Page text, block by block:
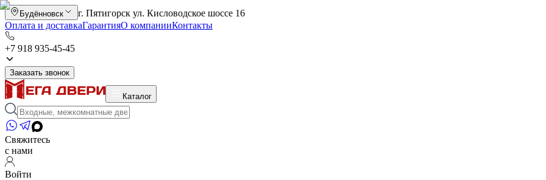
Будённовск
г. Пятигорск ул. Кисловодское шоссе 16
Оплата и доставкаГарантияО компанииКонтакты
+7 918 935-45-45
Заказать звонок
Каталог
Свяжитесь
с нами
Войти